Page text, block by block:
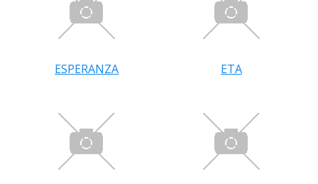
ESPERANZA ETA